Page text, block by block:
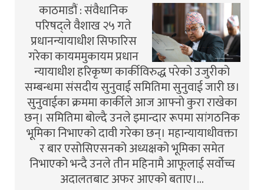
काठमाडौं : संवैधानिक
परिषद्ले वैशाख २५ गते
प्रधानन्यायाधीश सिफारिस
गरेका कायममुकायम प्रधान
न्यायाधीश हरिकृष्ण कार्कीविरुद्ध परेको उजुरीको
सम्बन्धमा संसदीय सुनुवाई समितिमा सुनुवाई जारी छ।
सुनुवाईका क्रममा कार्कीले आज आफ्नो कुरा राखेका
छन्। समितिमा बोल्दै उनले इमान्दार रूपमा सांगठनिक
भूमिका निभाएको दावी गरेका छन्। महान्यायाधीवक्ता
र बार एसोसिएसनको अध्यक्षको भूमिका समेत
निभाएको भन्दै उनले तीन महिनामै आफूलाई सर्वोच्च
अदालतबाट अफर आएको बताए।…